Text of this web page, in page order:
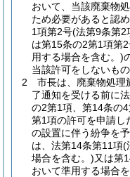
おいて、当該廃棄物
ため必要があると認
1項第2号(法第9条第2
は第15条の2第1項第
用する場合を含む。)
当該許可をしないもの
2
市長は、廃棄物処理
了通知を受ける前に
の2第1項、第14条の
第1項の許可を申請し
の設置に伴う紛争を
は、法第14条第11項(
場合を含む。)又は第
おいて準用する場合